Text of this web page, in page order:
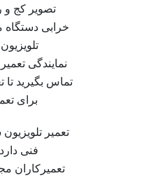
تصویر کج و
خرابی
نمایندگی
تماس بگیرید
برای
تعمیر
فنی
تعمیرکاران